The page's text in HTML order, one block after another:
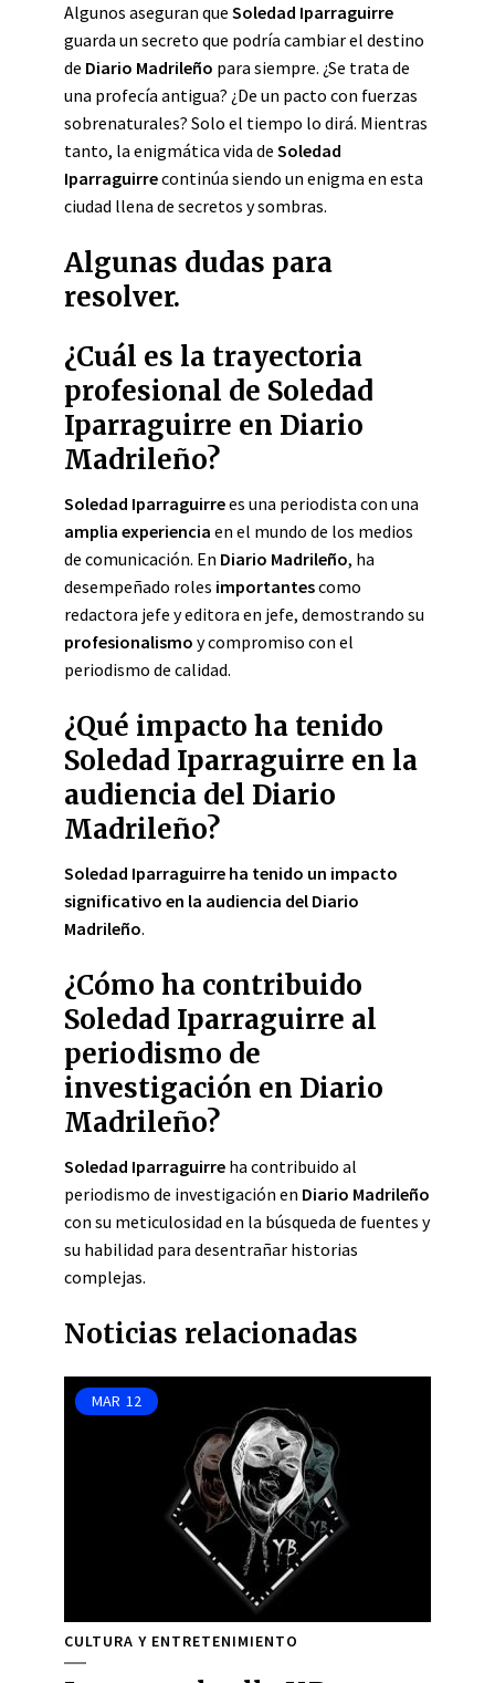
Algunos aseguran que Soledad Iparraguirre
guarda un secreto que podría cambiar el destino
de Diario Madrileño para siempre. ¿Se trata de
una profecía antigua? ¿De un pacto con fuerzas
sobrenaturales? Solo el tiempo lo dirá. Mientras
tanto, la enigmática vida de Soledad
Iparraguirrecontinúa siendo un enigma en esta
ciudad llena de secretos y sombras.
Algunas dudas para
resolver.
¿Cuál es la trayectoria
profesional de Soledad
Iparraguirre en Diario
Madrileño?
Soledad Iparraguirrees una periodista con una
amplia experiencia en el mundo de los medios
de comunicación. En Diario Madrileño, ha
desempeñado roles importantescomo
redactora jefe y editora en jefe, demostrando su
profesionalismo y compromiso con el
periodismo de calidad.
¿Qué impacto ha tenido
Soledad Iparraguirre en la
audiencia del Diario
Madrileño?
Soledad Iparraguirre ha tenido un impacto
significativo en la audiencia del Diario
Madrileño.
¿Cómo ha contribuido
Soledad Iparraguirre al
periodismo de
investigación en Diario
Madrileño?
Soledad Iparraguirre ha contribuido al
periodismo de investigación en Diario Madrileño
con su meticulosidad en la búsqueda de fuentes y
su habilidad para desentrañar historias
complejas.
Noticias relacionadas
MAR 12
CULTURA Y ENTRETENIMIENTO